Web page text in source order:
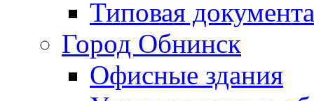
Типовая
Город Обнинск
Офисные здания